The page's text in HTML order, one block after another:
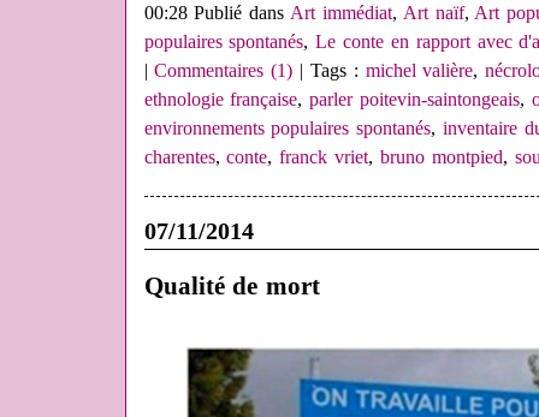
00:28 Publié dansArt immédiat, Art naïf,Art
populaires spontanés,Le conte en rapport avec
|Commentaires (1) | Tags : michel valière,
ethnologie française,parler poitevin-saintongeais,
environnements populaires spontanés,inventaire
charentes,conte,franck vriet, bruno montpied,
07/11/2014
Qualité de mort